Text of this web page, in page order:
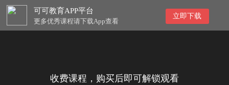
可可教育APP平台
更多优秀课程请下载App查看
立即下载
收费课程，购买后即可解锁观看